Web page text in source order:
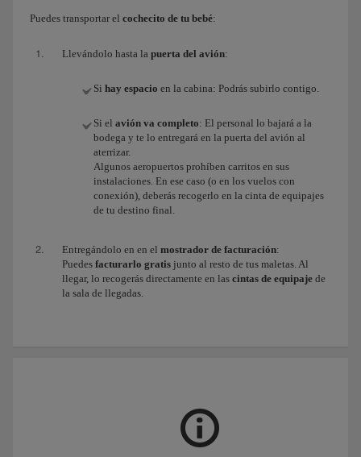
Puedes transportar el cochecito de tu bebé:
Llevándolo hasta la puerta del avión:
Si hay espacio en la cabina: Podrás subirlo contigo.
Si el avión va completo: El personal lo bajará a la
bodega y te lo entregará en la puerta del avión al
aterrizar.
Algunos aeropuertos prohíben carritos en sus
instalaciones. En ese caso (o en los vuelos con
conexión), deberás recogerlo en la cinta de equipajes
de tu destino final.
Entregándolo en en el mostrador de facturación:
Puedes facturarlo gratis junto al resto de tus maletas. Al
llegar, lo recogerás directamente en las cintas de equipaje de
la sala de llegadas.